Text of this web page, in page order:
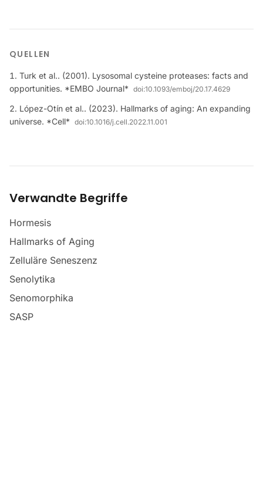
QUELLEN
Turk et al.. (2001). Lysosomal cysteine proteases: facts and
opportunities. *EMBO Journal* doi:10.1093/emboj/20.17.4629
López-Otín et al.. (2023). Hallmarks of aging: An expanding
universe. *Cell* doi:10.1016/j.cell.2022.11.001
Verwandte Begriffe
Hormesis
Hallmarks of Aging
Zelluläre Seneszenz
Senolytika
Senomorphika
SASP